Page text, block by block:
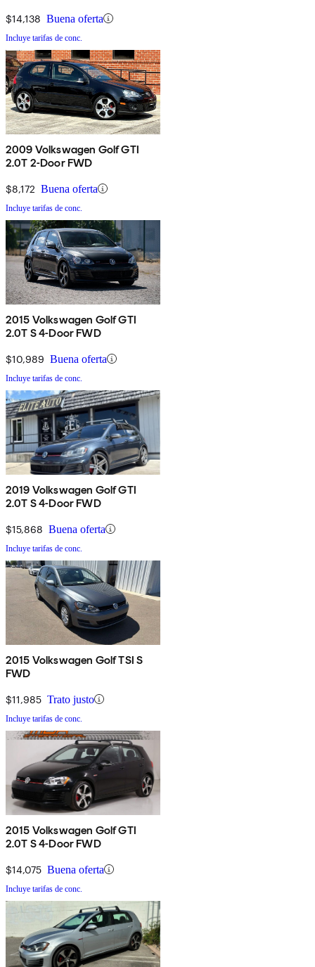
$14,138 Buena oferta
Incluye tarifas de conc.
2009 Volkswagen Golf GTI
2.0T 2-Door FWD
$8,172 Buena oferta
Incluye tarifas de conc.
2015 Volkswagen Golf GTI
2.0T S 4-Door FWD
$10,989 Buena oferta
Incluye tarifas de conc.
2019 Volkswagen Golf GTI
2.0T S 4-Door FWD
$15,868 Buena oferta
Incluye tarifas de conc.
2015 Volkswagen Golf TSI S
FWD
$11,985 Trato justo
Incluye tarifas de conc.
2015 Volkswagen Golf GTI
2.0T S 4-Door FWD
$14,075 Buena oferta
Incluye tarifas de conc.